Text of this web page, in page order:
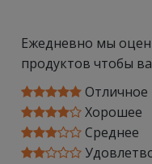
Ежедневно мы
продуктов чтобы
Отличное
Хорошее
Среднее